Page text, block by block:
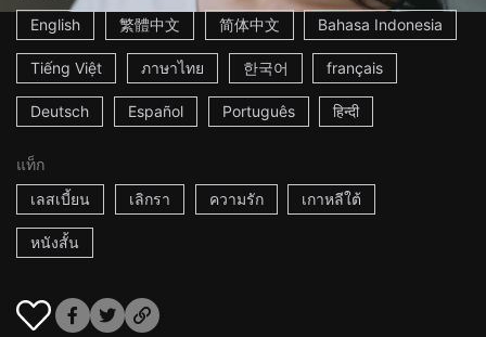
English
繁體中文 简体中文 Bahasa Indonesia
Tiếng Việt ภาษาไทย 한국어 français
Deutsch Español Português हिन्दी
แท็ก
เลสเบี้ยน
เลิกรา ความรัก เกาหลีใต้
หนังสั้น